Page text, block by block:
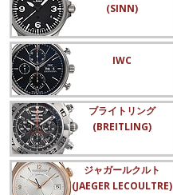
(SINN)
IWC
ブライトリング
(BREITLING)
ジャガールクルト
(JAEGER LECOULTRE)